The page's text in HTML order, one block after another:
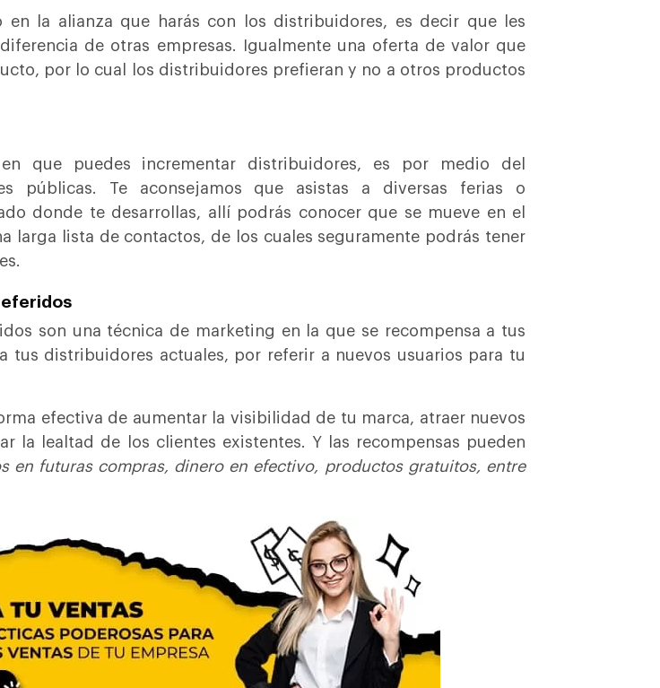
en la alianza que harás con los distribuidores, es decir que les
de otras empresas. Igualmente una oferta de valor que
por lo cual los distribuidores prefieran y no a otros productos
que puedes incrementar distribuidores, es por medio del
públicas. Te aconsejamos que asistas a diversas ferias o
donde te desarrollas, allí podrás conocer que se mueve en el
larga lista de contactos, de los cuales seguramente podrás tener
son una técnica de marketing en la que se recompensa a tus
tus distribuidores actuales, por referir a nuevos usuarios para tu
efectiva de aumentar la visibilidad de tu marca, atraer nuevos
la lealtad de los clientes existentes. Y las recompensas pueden
en futuras compras, dinero en efectivo, productos gratuitos, entre